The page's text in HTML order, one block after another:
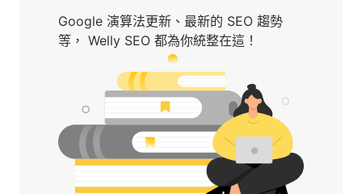
Google 演算法更新、最新的 SEO 趨勢
等， Welly SEO 都為你統整在這！